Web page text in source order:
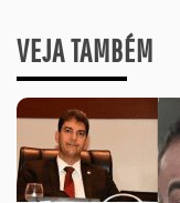
VEJA TAMBÉM